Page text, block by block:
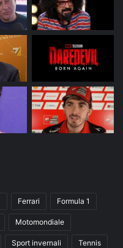
Ferrari Formula 1
Motomondiale
Sport invernali Tennis